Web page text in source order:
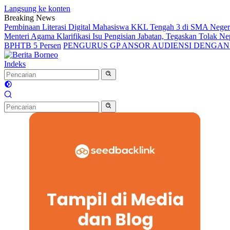
Langsung ke konten
Breaking News
Pembinaan Literasi Digital Mahasiswa KKL Tengah 3 di SMA
Menteri Agama Klarifikasi Isu Pengisian Jabatan, Tegaskan Tolak
BPHTB 5 Persen PENGURUS GP ANSOR AUDIENSI
Indeks